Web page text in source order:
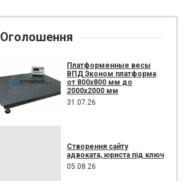
Оголошення
Платформенные весы
ВПД Эконом платформа
от 800х800 мм до
2000х2000 мм
31.07.26
Створення сайту
адвоката, юриста під ключ
05.08.26